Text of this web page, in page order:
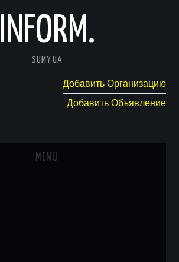
INFORM.
SUMY.UA
Добавить Организацию
Добавить Объявление
MENU